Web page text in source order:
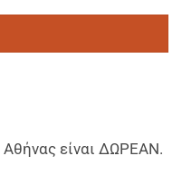
Αθήνας είναι ΔΩΡΕΑΝ.